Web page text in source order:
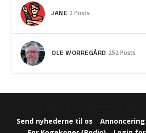
JANE 2 Posts
OLE WORREGÅRD 252 Posts
Send nyhederne til os Annoncering